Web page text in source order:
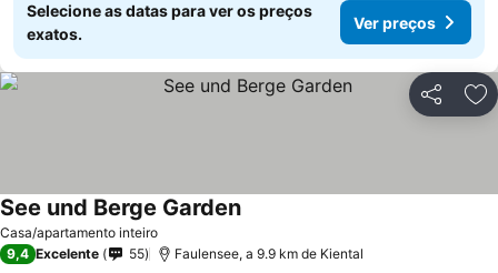
Selecione as datas para ver os preços
exatos.
Ver preços
Partilhar
Casa/apartamento inteiro
See und Berge Garden
9,4 Excelente 55 Faulensee, a 9.9 km de Kiental